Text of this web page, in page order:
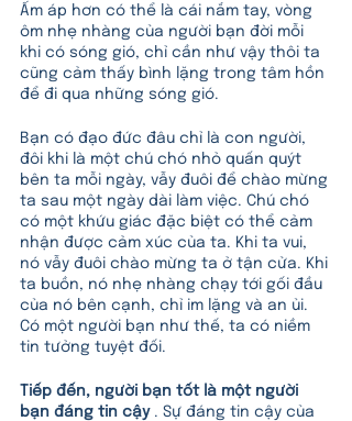
Ấm áp hơn có thể là cái nắm tay, vòng
ôm nhẹ nhàng của người bạn đời mỗi
khi có sóng gió, chỉ cần như vậy thôi ta
cũng cảm thấy bình lặng trong tâm hồn
để đi qua những sóng gió.
Bạn có đạo đức đâu chỉ là con người,
đôi khi là một chú chó nhỏ quấn quýt
bên ta mỗi ngày, vẫy đuôi để chào mừng
ta sau một ngày dài làm việc. Chú chó
có một khứu giác đặc biệt có thể cảm
nhận được cảm xúc của ta. Khi ta vui,
nó vẫy đuôi chào mừng ta ở tận cửa. Khi
ta buồn, nó nhẹ nhàng chạy tới gối đầu
của nó bên cạnh, chỉ im lặng và an ủi.
Có một người bạn như thế, ta có niềm
tin tưởng tuyệt đối.
Tiếp đến, người bạn tốt là một người
bạn đáng tin cậy . Sự đáng tin cậy của